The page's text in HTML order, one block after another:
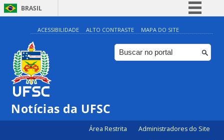
BRASIL
Simplifique!
Comunica BR
Participe
ACESSIBILIDADE ALTO CONTRASTE MAPA DO SITE
Notícias da UFSC
Área Restrita Administradores do Site